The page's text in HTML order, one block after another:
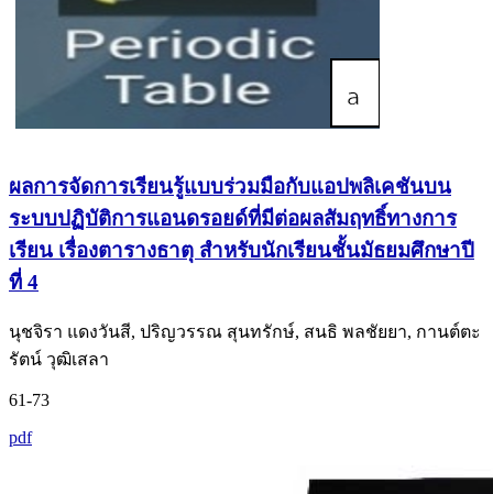
ผลการจัดการเรียนรู้แบบร่วมมือกับแอปพลิเคชันบน
ระบบปฏิบัติการแอนดรอยด์ที่มีต่อผลสัมฤทธิ์ทางการ
เรียน เรื่องตารางธาตุ สำหรับนักเรียนชั้นมัธยมศึกษาปี
ที่ 4
นุชจิรา แดงวันสี, ปริญวรรณ สุนทรักษ์, สนธิ พลชัยยา, กานต์ตะ
รัตน์ วุฒิเสลา
61-73
pdf